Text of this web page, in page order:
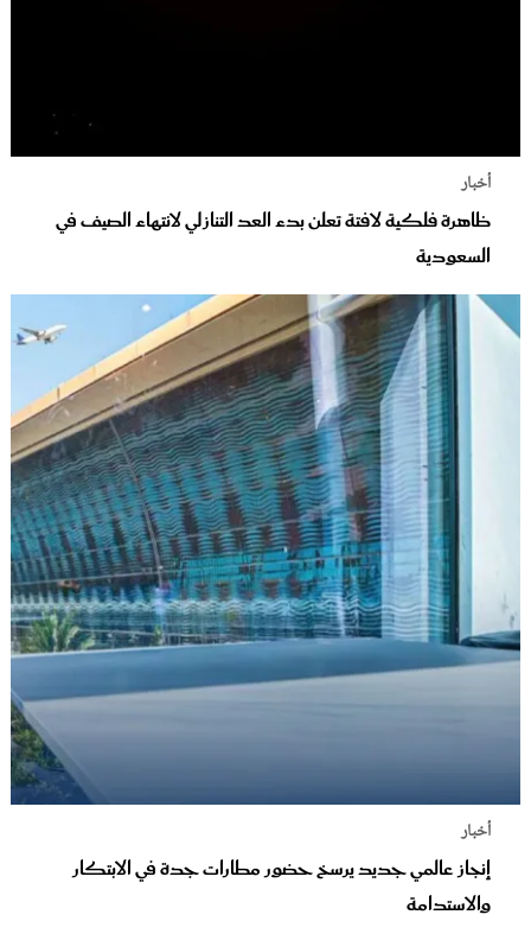
أخبار
ظاهرة فلكية لافتة تعلن بدء العد التنازلي لانتهاء الصيف في
السعودية
أخبار
إنجاز عالمي جديد يرسخ حضور مطارات جدة في الابتكار
والاستدامة